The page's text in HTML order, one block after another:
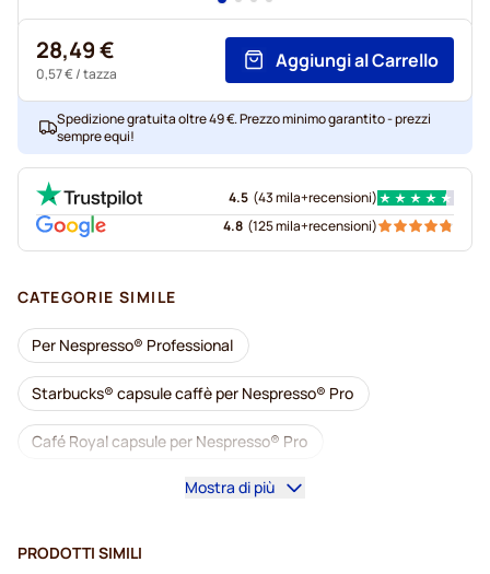
28,49 €
0,57 €/ tazza
Aggiungi al Carrello
Spedizione gratuita oltre 49 €. Prezzo minimo garantito - prezzi
sempre equi!
4.5 (43 mila+recensioni)
4.8 (125 mila+recensioni)
CATEGORIE SIMILE
Per Nespresso® Professional
Starbucks® capsule caffè per Nespresso® Pro
Café Royal capsule per Nespresso® Pro
Macchine da caffè per Nespresso® Professional
Mostra di più
PRODOTTI SIMILI